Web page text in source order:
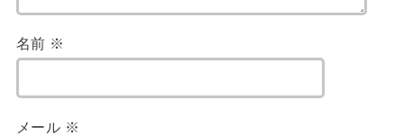
名前 ※
メール ※